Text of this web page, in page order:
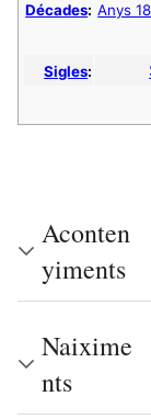
Décades: Anys
Sigles:
Aconten
yiments
Naixime
nts